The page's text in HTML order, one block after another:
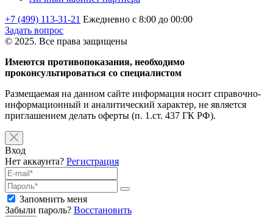
+7 (499) 113-31-21 Ежедневно с 8:00 до 00:00
Задать вопрос
© 2025. Все права защищены
Имеются противопоказания, необходимо
проконсультироваться со специалистом
Размещаемая на данном сайте информация носит справочно-
информационный и аналитический характер, не является
приглашением делать оферты (п. 1.ст. 437 ГК РФ).
Вход
Нет аккаунта? Регистрация
Запомнить меня
Забыли пароль? Восстановить